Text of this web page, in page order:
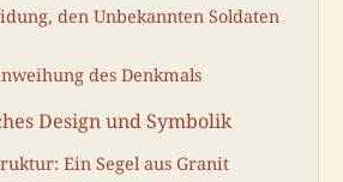
den Unbekannten Soldaten
des Denkmals
Design und Symbolik
Ein Segel aus Granit